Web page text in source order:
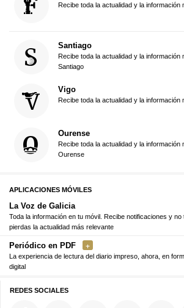
Recibe toda la actualidad y la información
Santiago
Recibe toda la actualidad y la información
Santiago
Vigo
Recibe toda la actualidad y la información
Ourense
Recibe toda la actualidad y la información
Ourense
APLICACIONES MÓVILES
La Voz de Galicia
Toda la información en tu móvil. Recibe notificaciones y no
pierdas la actualidad más relevante
Periódico en PDF
La experiencia de lectura del diario impreso, ahora, en
digital
REDES SOCIALES